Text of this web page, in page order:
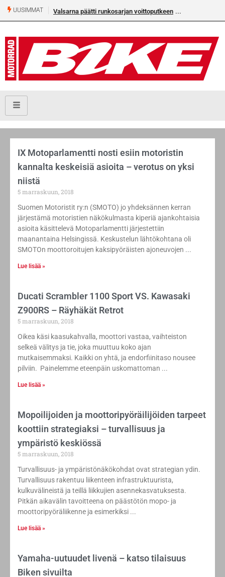
UUSIMMAT Valsarna päätti runkosarjan voittoputkeen
IX Motoparlamentti nosti esiin motoristin
kannalta keskeisiä asioita – verotus on yksi
niistä
5 marraskuun, 2018
Suomen Motoristit ry:n (SMOTO) jo yhdeksännen kerran
järjestämä motoristien näkökulmasta kiperiä ajankohtaisia
asioita käsittelevä Motoparlamentti järjestettiin
maanantaina Helsingissä. Keskustelun lähtökohtana oli
SMOTOn moottoroitujen kaksipyöräisten ajoneuvojen
Lue lisää »
Ducati Scrambler 1100 Sport VS. Kawasaki
Z900RS – Räyhäkät Retrot
5 marraskuun, 2018
Oikea käsi kaasukahvalla, moottori vastaa, vaihteiston
selkeä välitys ja tie, joka muuttuu koko ajan
mutkaisemmaksi. Kaikki on yhtä, ja endorfiinitaso nousee
pilviin. Painelemme eteenpäin uskomattoman
Lue lisää »
Mopoilijoiden ja moottoripyöräilijöiden tarpeet
koottiin strategiaksi – turvallisuus ja
ympäristö keskiössä
5 marraskuun, 2018
Turvallisuus- ja ympäristönäkökohdat ovat strategian ydin.
Turvallisuus rakentuu liikenteen infrastruktuurista,
kulkuvälineistä ja teillä liikkujien asennekasvatuksesta.
Pitkän aikavälin tavoitteena on päästötön mopo- ja
moottoripyöräliikenne ja esimerkiksi
Lue lisää »
Yamaha-uutuudet livenä – katso tilaisuus
Biken sivuilta